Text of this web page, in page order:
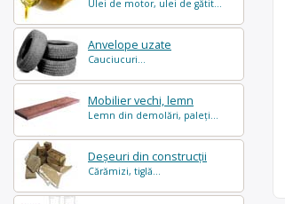
Ulei de motor, ulei de gătit...
Anvelope uzate
Cauciucuri...
Mobilier vechi, lemn
Lemn din demolări, paleți...
Deșeuri din construcții
Cărămizi, tiglă...